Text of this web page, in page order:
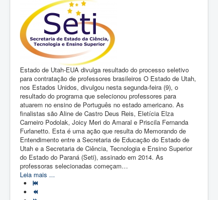
Estado de Utah-EUA divulga resultado do processo seletivo
para contratação de professores brasileiros O Estado de Utah,
nos Estados Unidos, divulgou nesta segunda-feira (9), o
resultado do programa que selecionou professores para
atuarem no ensino de Português no estado americano. As
finalistas são Aline de Castro Deus Reis, Eletícia Elza
Carneiro Podolak, Joicy Meri do Amaral e Priscila Fernanda
Furlanetto. Esta é uma ação que resulta do Memorando de
Entendimento entre a Secretaria de Educação do Estado de
Utah e a Secretaria de Ciência, Tecnologia e Ensino Superior
do Estado do Paraná (Seti), assinado em 2014. As
professoras selecionadas começam…
Leia mais ...